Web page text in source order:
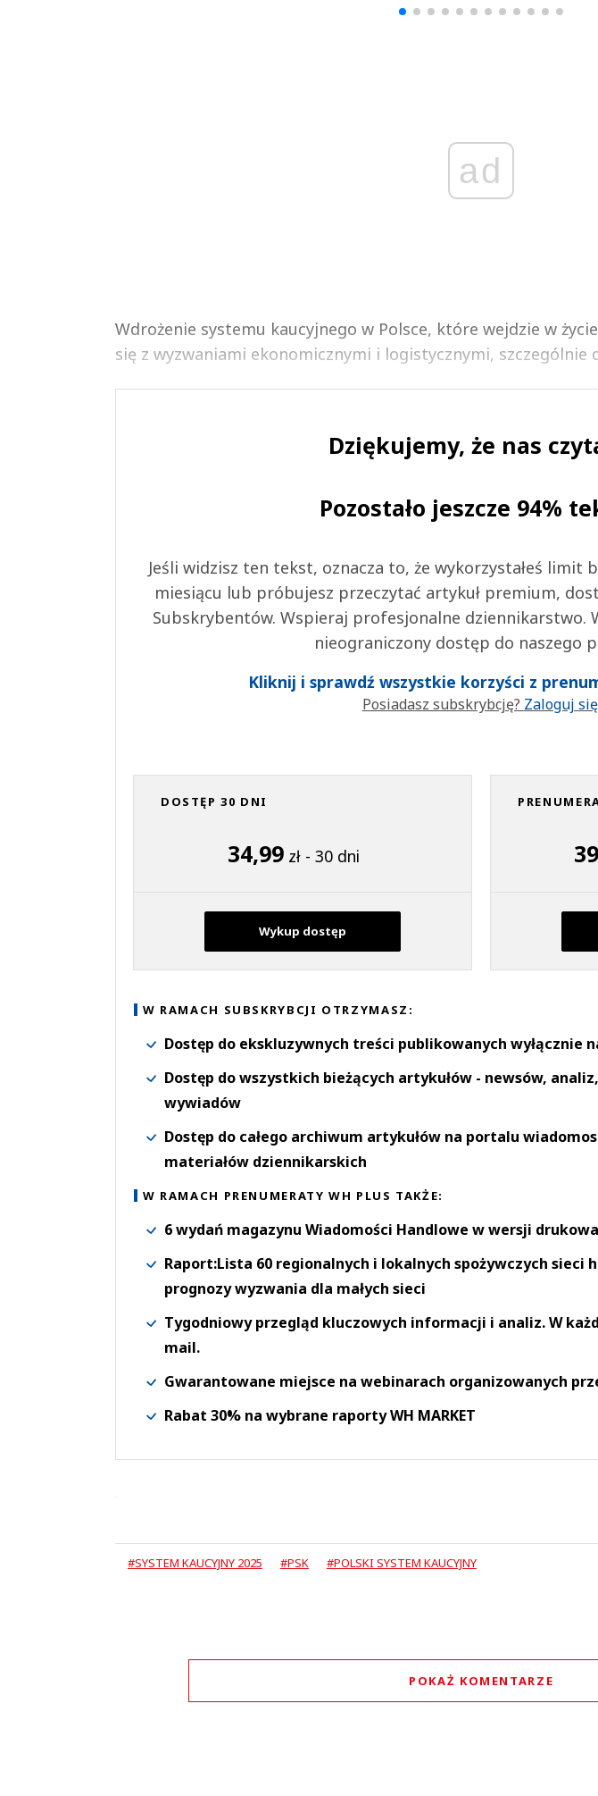
ad
Wdrożenie systemu kaucyjnego w Polsce, które wejdzie w
się z wyzwaniami ekonomicznymi i logistycznymi, szczególnie
Dziękujemy, że nas
Pozostało jeszcze 94%
Jeśli widzisz ten tekst, oznacza to, że wykorzystałeś limit
miesiącu lub próbujesz przeczytać artykuł premium,
Subskrybentów. Wspieraj profesjonalne dziennikarstwo.
nieograniczony dostęp do naszego
Kliknij i sprawdź wszystkie korzyści z
Posiadasz subskrybcję? Zaloguj
DOSTĘP 30 DNI
34,99 zł - 30 dni
Wykup dostęp
W RAMACH SUBSKRYBCJI OTRZYMASZ:
Dostęp do ekskluzywnych treści publikowanych wyłącznie
Dostęp do wszystkich bieżących artykułów - newsów,
wywiadów
Dostęp do całego archiwum artykułów na portalu
materiałów dziennikarskich
W RAMACH PRENUMERATY WH PLUS TAKŻE:
6 wydań magazynu Wiadomości Handlowe w wersji
Raport:Lista 60 regionalnych i lokalnych spożywczych sieci
prognozy wyzwania dla małych sieci
Tygodniowy przegląd kluczowych informacji i analiz. W
mail.
Gwarantowane miejsce na webinarach organizowanych
Rabat 30% na wybrane raporty WH MARKET
#SYSTEM KAUCYJNY 2025 #PSK #POLSKI SYSTEM KAUCYJNY
POKAŻ KOMENTARZE